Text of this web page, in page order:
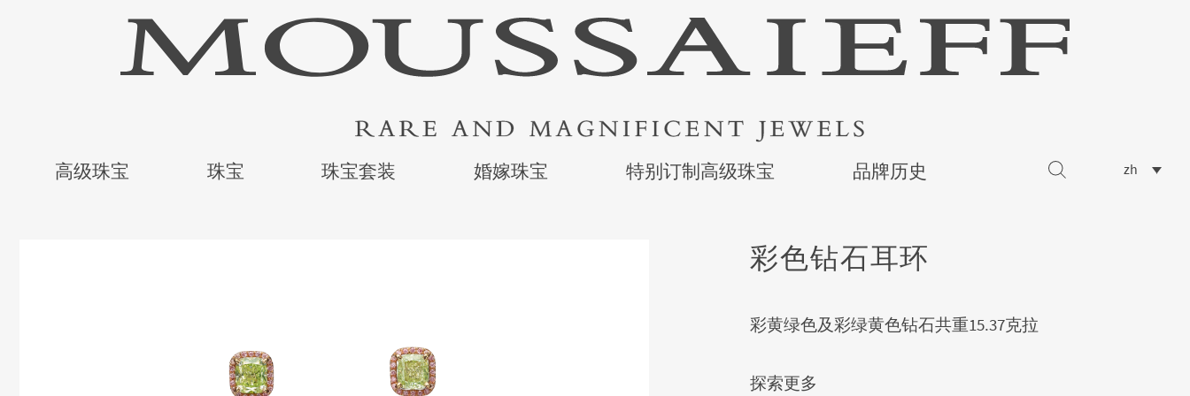
高级珠宝 珠宝 珠宝套装 婚嫁珠宝 特别订制高级珠宝 品牌历史 zh
彩色钻石耳环
彩黄绿色及彩绿黄色钻石共重15.37克拉
探索更多